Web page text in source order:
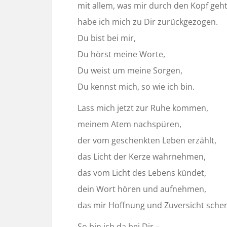
mit allem, was mir durch den Kopf geht
habe ich mich zu Dir zurückgezogen.
Du bist bei mir,
Du hörst meine Worte,
Du weist um meine Sorgen,
Du kennst mich, so wie ich bin.
Lass mich jetzt zur Ruhe kommen,
meinem Atem nachspüren,
der vom geschenkten Leben erzählt,
das Licht der Kerze wahrnehmen,
das vom Licht des Lebens kündet,
dein Wort hören und aufnehmen,
das mir Hoffnung und Zuversicht